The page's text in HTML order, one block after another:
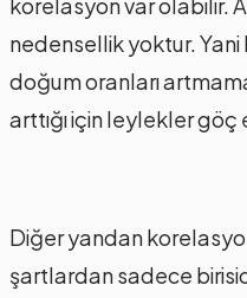
korelasyon var olabilir.
nedensellik yoktur.
doğum oranları
arttığı için leylekler
Diğer yandan
şartlardan sadece